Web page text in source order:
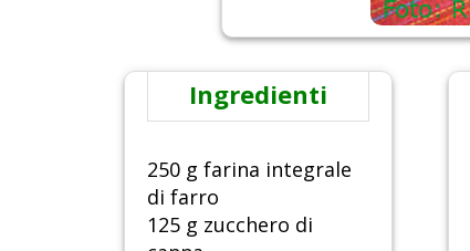
Ingredienti
250 g farina integrale
di farro
125 g zucchero di